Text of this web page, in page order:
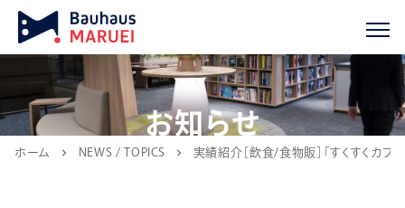
お知らせ
ホーム chevron_right NEWS / TOPICS chevron_right 実績紹介［飲食/食物販］「すくすくカフ